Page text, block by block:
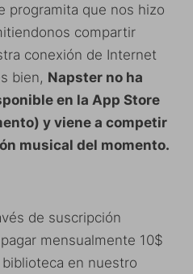
programita que nos hizo
compartir
conexión de Internet
bien, Napster no ha
en la App Store
y viene a competir
musical del momento.
de suscripción
mensualmente 10$
en nuestro